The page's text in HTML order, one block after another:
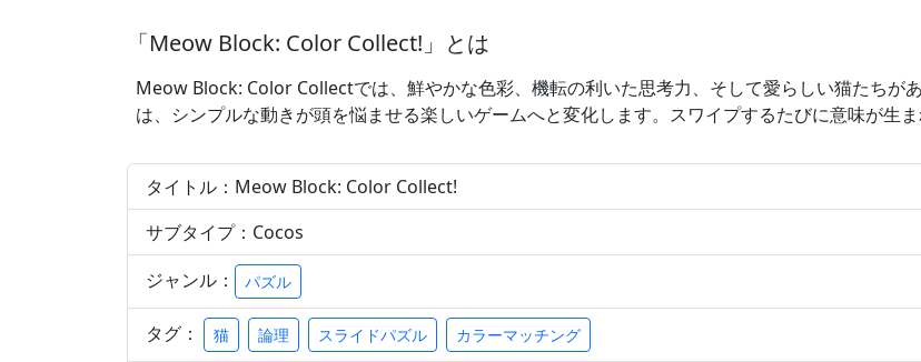
「Meow Block: Color Collect!」とは
Meow Block: Color Collectでは、鮮やかな色彩、機転の利いた思考力、そして愛らしい猫たちが
は、シンプルな動きが頭を悩ませる楽しいゲームへと変化します。スワイプするたびに意味が生
タイトル：Meow Block: Color Collect!
サブタイプ：Cocos
ジャンル：
パズル
タグ： 猫 論理 スライドパズル カラーマッチング